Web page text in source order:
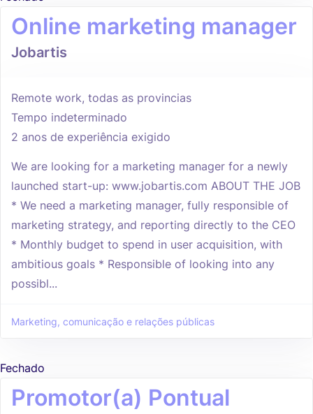
Online marketing manager
Jobartis
Remote work, todas as provincias
Tempo indeterminado
2 anos de experiência exigido
We are looking for a marketing manager for a newly
launched start-up: www.jobartis.com ABOUT THE JOB
* We need a marketing manager, fully responsible of
marketing strategy, and reporting directly to the CEO
* Monthly budget to spend in user acquisition, with
ambitious goals * Responsible of looking into any
possibl...
Marketing, comunicação e relações públicas
Fechado
Promotor(a) Pontual